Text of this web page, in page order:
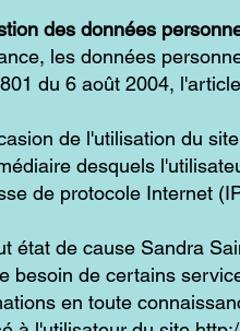
des données
les données
du 6 août 2004,
de l'utilisation du site
desquels
de protocole Internet
état de cause Sandra
besoin de certains
en toute